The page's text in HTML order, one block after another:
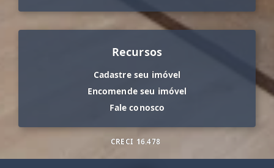
Recursos
Cadastre seu imóvel
Encomende seu imóvel
Fale conosco
CRECI 16.478